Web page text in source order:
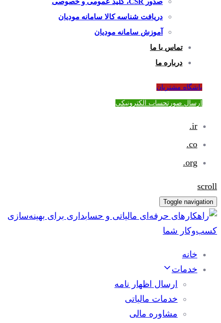
دریافت شناسه کالا سامانه مودیان
آموزش سامانه مودیان
تماس با ما
درباره ما
باشگاه مشتریان
ارسال صورتحساب الکترونیکی
ir.
co.
org.
scroll
Toggle navigation
خانه
خدمات
ارسال اظهار نامه
خدمات مالیاتی
مشاوره مالی